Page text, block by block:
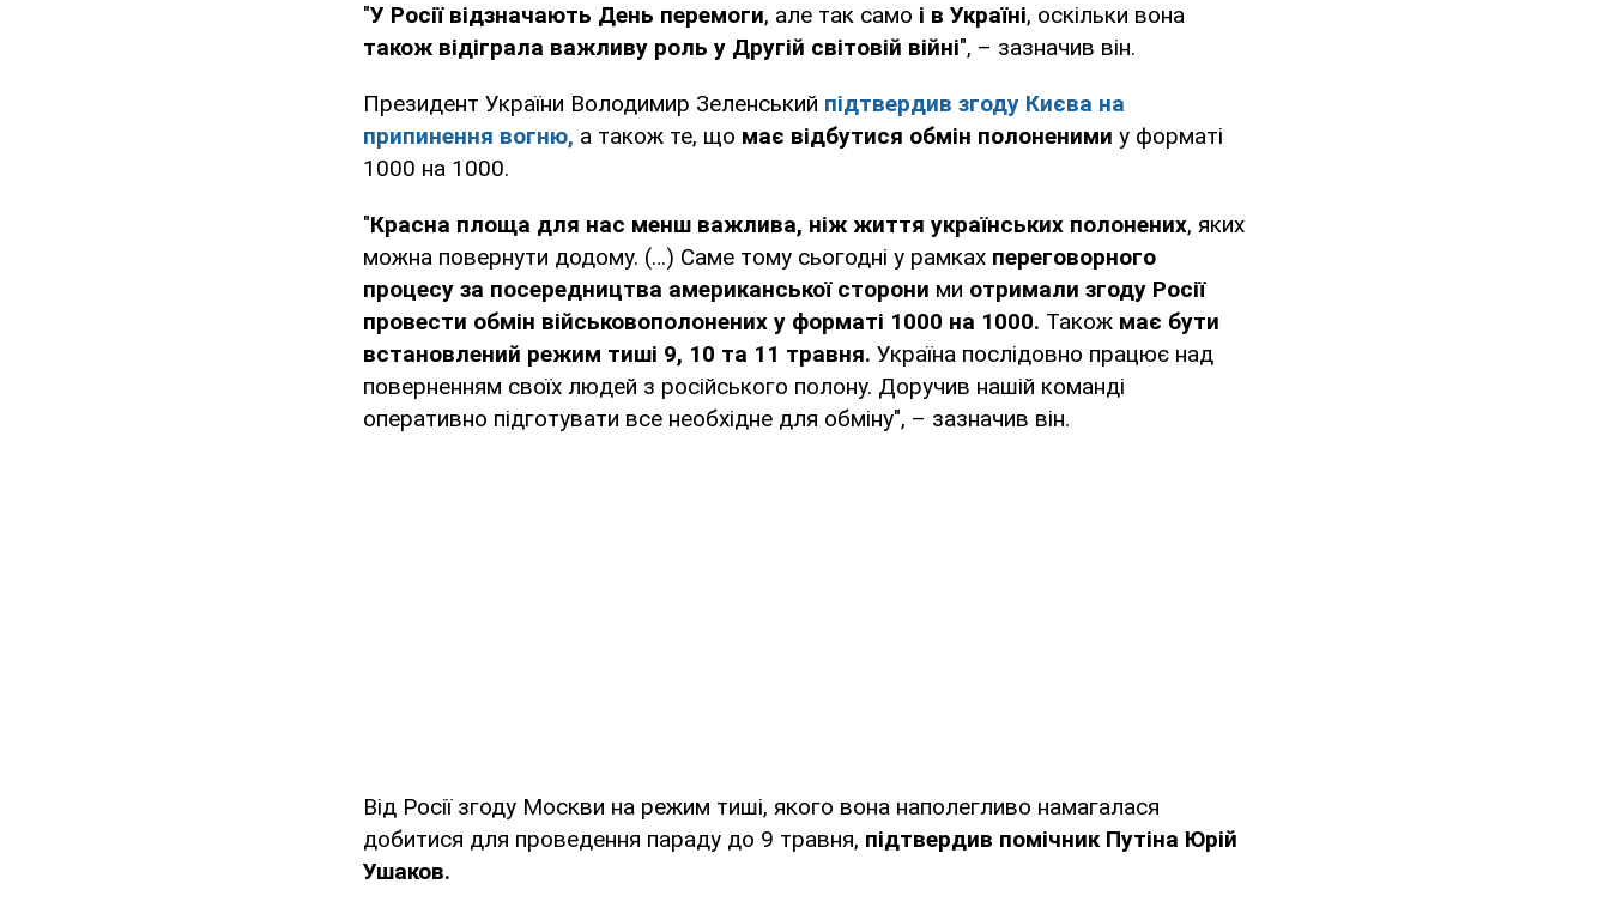
"У Росії відзначають День перемоги, але так само і в Україні, оскільки вона
також відіграла важливу роль у Другій світовій війні", – зазначив він.
Президент України Володимир Зеленський підтвердив згоду Києва на
припинення вогню, а також те, що має відбутися обмін полоненими у форматі
1000 на 1000.
"Красна площа для нас менш важлива, ніж життя українських полонених, яких
можна повернути додому. (…) Саме тому сьогодні у рамках переговорного
процесу за посередництва американської сторони ми отримали згоду Росії
провести обмін військовополонених у форматі 1000 на 1000. Також має бути
встановлений режим тиші 9, 10 та 11 травня. Україна послідовно працює над
поверненням своїх людей з російського полону. Доручив нашій команді
оперативно підготувати все необхідне для обміну", – зазначив він.
Від Росії згоду Москви на режим тиші, якого вона наполегливо намагалася
добитися для проведення параду до 9 травня, підтвердив помічник Путіна Юрій
Ушаков.